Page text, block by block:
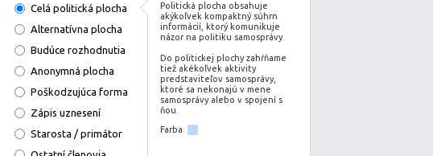
Celá politická plocha
Alternatívna plocha
Budúce rozhodnutia
Anonymná plocha
Poškodzujúca forma
Zápis uznesení
Starosta / primátor
Politická plocha obsahuje
akýkoľvek kompaktný súhrn
informácií, ktorý komunikuje
názor na politiku samosprávy.
Do politickej plochy zahŕňame
tiež akékoľvek aktivity
predstaviteľov samosprávy,
ktoré sa nekonajú v mene
samosprávy alebo v spojení s
ňou.
Farba: